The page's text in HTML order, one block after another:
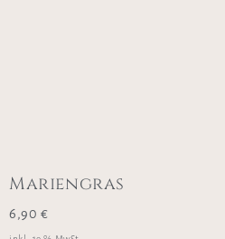
Mariengras
6,90 €